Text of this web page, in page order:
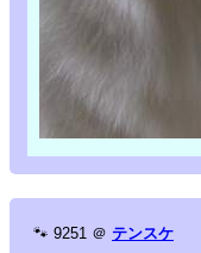
🐾 9251 ＠ テンスケ